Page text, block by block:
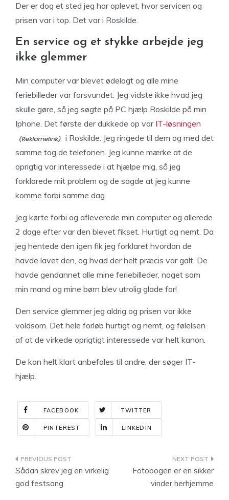
Der er dog et sted jeg har oplevet, hvor servicen og
prisen var i top. Det var i Roskilde.
En service og et stykke arbejde jeg
ikke glemmer
Min computer var blevet ødelagt og alle mine
feriebilleder var forsvundet. Jeg vidste ikke hvad jeg
skulle gøre, så jeg søgte på PC hjælp Roskilde på min
Iphone. Det første der dukkede op var IT-løsningen
i Roskilde. Jeg ringede til dem og med det
samme tog de telefonen. Jeg kunne mærke at de
oprigtig var interessede i at hjælpe mig, så jeg
forklarede mit problem og de sagde at jeg kunne
komme forbi samme dag.
Jeg kørte forbi og afleverede min computer og allerede
2 dage efter var den blevet fikset. Hurtigt og nemt. Da
jeg hentede den igen fik jeg forklaret hvordan de
havde lavet den, og hvad der helt præcis var galt. De
havde gendannet alle mine feriebilleder, noget som
min mand og mine børn blev utrolig glade for!
Den service glemmer jeg aldrig og prisen var ikke
voldsom. Det hele forløb hurtigt og nemt, og følelsen
af at de virkede oprigtigt interessede var helt kanon.
De kan helt klart anbefales til andre, der søger IT-
hjælp.
FACEBOOK TWITTER
PINTEREST LINKEDIN
Indlægsnavigation
Sådan skrev jeg en virkelig
god festsang
Fotobogen er en sikker
vinder herhjemme